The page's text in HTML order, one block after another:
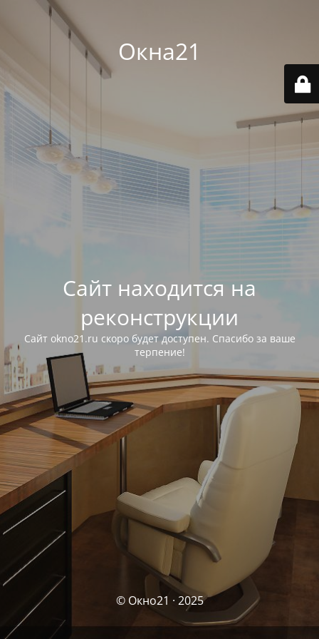
Окна21
Сайт находится на
реконструкции
Сайт okno21.ru скоро будет доступен. Спасибо за ваше
терпение!
© Окно21 · 2025